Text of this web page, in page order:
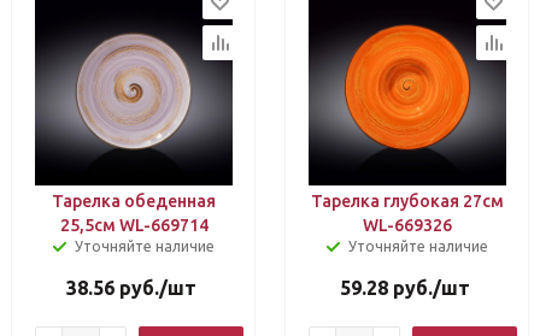
Тарелка обеденная
25,5см WL-669714
Уточняйте наличие
38.56 руб./шт
Тарелка глубокая 27см
WL-669326
Уточняйте наличие
59.28 руб./шт